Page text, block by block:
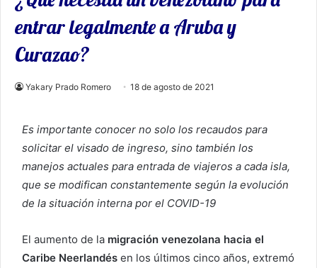
entrar legalmente a Aruba y
Curazao?
Yakary Prado Romero 18 de agosto de 2021
Es importante conocer no solo los recaudos para
solicitar el visado de ingreso, sino también los
manejos actuales para entrada de viajeros a cada isla,
que se modifican constantemente según la evolución
de la situación interna por el COVID-19
El aumento de la migración venezolana hacia el
Caribe Neerlandés en los últimos cinco años, extremó